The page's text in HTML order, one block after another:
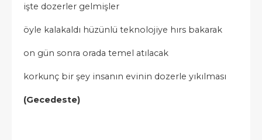
işte dozerler gelmişler
öyle kalakaldı hüzünlü teknolojiye hırs bakarak
on gün sonra orada temel atılacak
korkunç bir şey insanın evinin dozerle yıkılması
(Gecedeste)